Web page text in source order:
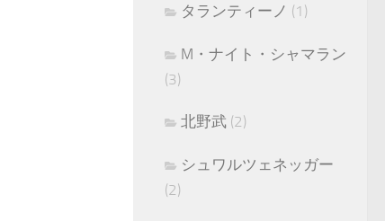
タランティーノ (1)
M・ナイト・シャマラン
(3)
北野武 (2)
シュワルツェネッガー
(2)